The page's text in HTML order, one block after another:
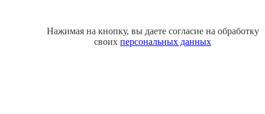
Нажимая на кнопку, вы даете согласие на обработку
своих персональных данных